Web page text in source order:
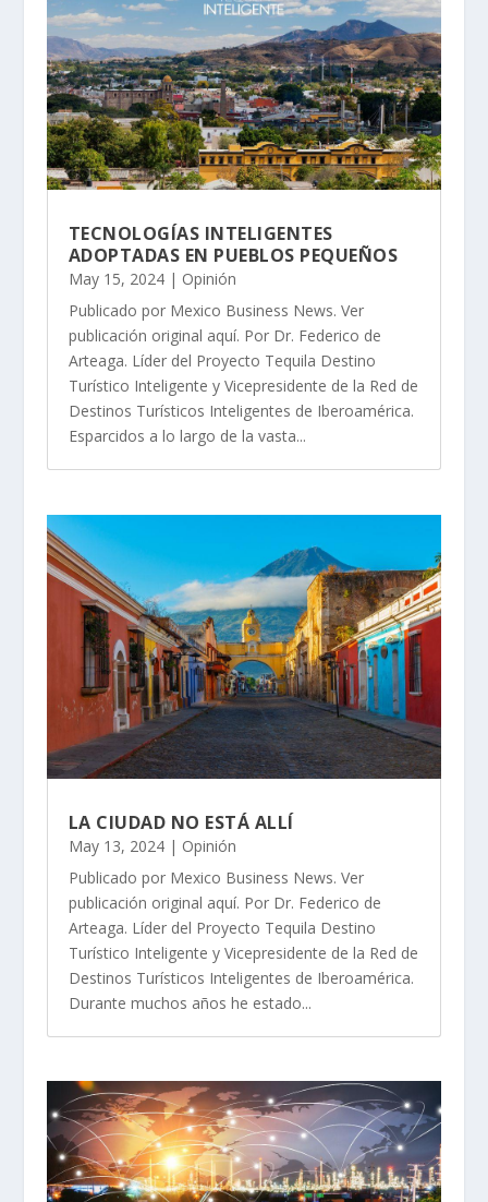
TECNOLOGÍAS INTELIGENTES
ADOPTADAS EN PUEBLOS PEQUEÑOS
May 15, 2024| Opinión
Publicado por Mexico Business News. Ver
publicación original aquí. Por Dr. Federico de
Arteaga. Líder del Proyecto Tequila Destino
Turístico Inteligente y Vicepresidente de la Red de
Destinos Turísticos Inteligentes de Iberoamérica.
Esparcidos a lo largo de la vasta...
LA CIUDAD NO ESTÁ ALLÍ
May 13, 2024| Opinión
Publicado por Mexico Business News. Ver
publicación original aquí. Por Dr. Federico de
Arteaga. Líder del Proyecto Tequila Destino
Turístico Inteligente y Vicepresidente de la Red de
Destinos Turísticos Inteligentes de Iberoamérica.
Durante muchos años he estado...